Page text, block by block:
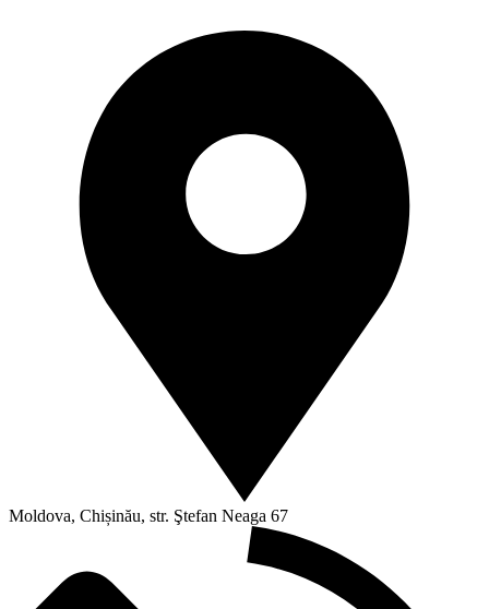
Moldova, Chișinău, str. Ştefan Neaga 67